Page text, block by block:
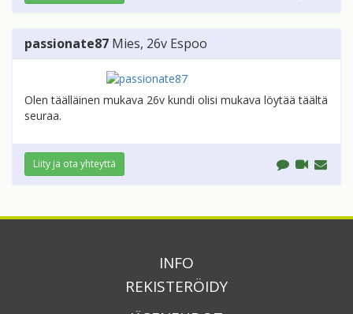
passionate87 Mies, 26v Espoo
Olen täälläinen mukava 26v kundi olisi mukava löytää täältä
seuraa.
Liity ja ota yhteyttä
INFO
REKISTERÖIDY